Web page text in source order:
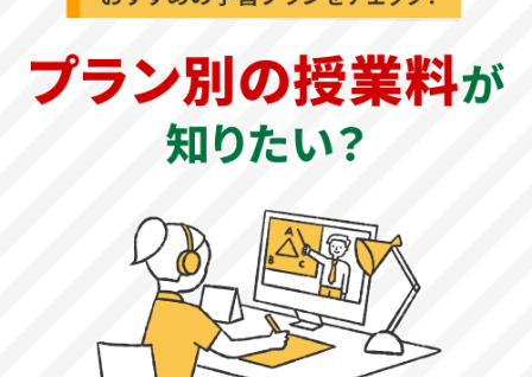
相模女子大学 公式サイト
創立年
1900年（日本女学校として創立）
「高潔善良」な女性の育成を建学の精神とし、自立した社
会人として貢献できる豊かな知性と感性を備えた人材の養
成を目指しています。
大学の特徴